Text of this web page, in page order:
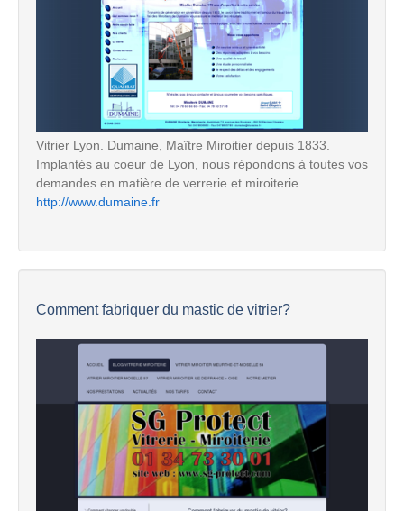
Vitrier Lyon. Dumaine, Maître Miroitier depuis 1833.
Implantés au coeur de Lyon, nous répondons à toutes vos
demandes en matière de verrerie et miroiterie.
http://www.dumaine.fr
Comment fabriquer du mastic de vitrier?